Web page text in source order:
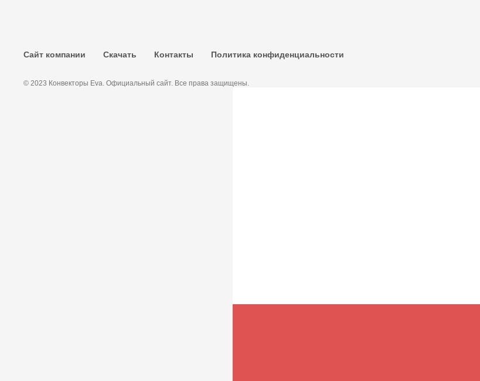
Сайт компании Скачать Контакты Политика конфиденциальности
© 2023 Конвекторы Eva. Официальный сайт. Все права защищены.